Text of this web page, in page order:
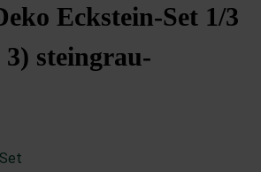
Eckstein-Set 1/3
steingrau-